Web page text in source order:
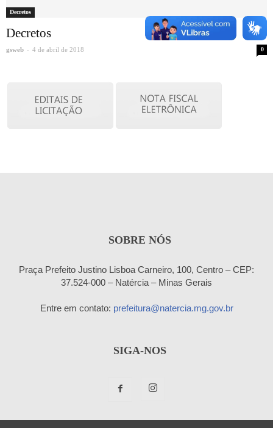
Decretos
Decretos
gsweb - 4 de abril de 2018 0
SOBRE NÓS
Praça Prefeito Justino Lisboa Carneiro, 100, Centro – CEP:
37.524-000 – Natércia – Minas Gerais
Entre em contato: prefeitura@natercia.mg.gov.br
SIGA-NOS